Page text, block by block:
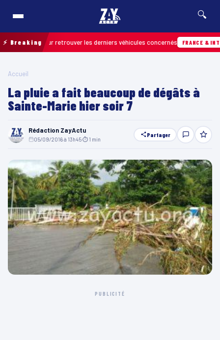
🔍
⚡ Breaking
terrain pour retrouver les derniers véhicules concernés FRANCE &
Accueil
La pluie a fait beaucoup de dégâts à
Sainte-Marie hier soir 7
Rédaction ZayActu
05/09/2016 à 13h45⏱ 1 min
Partager
PUBLICITÉ